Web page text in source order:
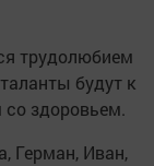
трудолюбием
будут к
здоровьем.
Герман, Иван,